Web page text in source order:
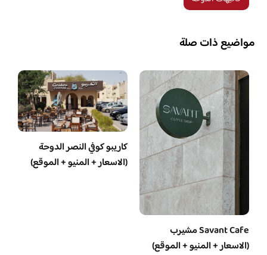
مواضيع ذات صلة
Savant Cafe مشيرب
(الاسعار + المنيو + الموقع)
كاريبو كوفي النصر الدوحة
(الاسعار + المنيو + الموقع)